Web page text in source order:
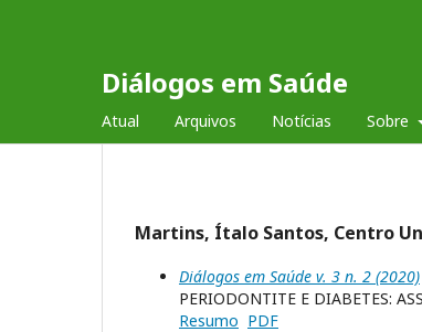
Diálogos em Saúde
Atual Arquivos Notícias Sobre
Martins, Ítalo Santos, Centro
Diálogos em Saúde v. 3 n. 2 (2020)
PERIODONTITE E DIABETES:
Resumo PDF